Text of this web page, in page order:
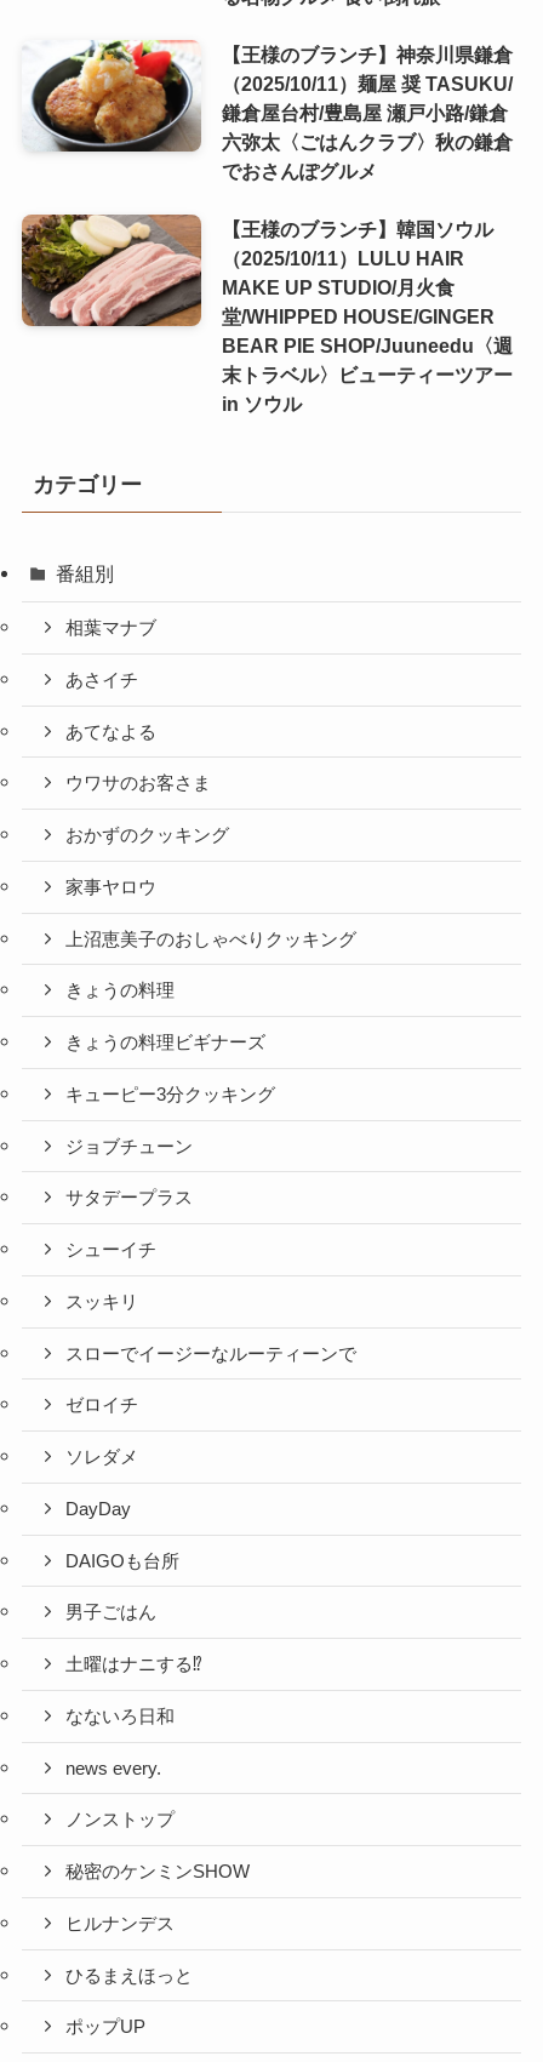
【王様のブランチ】神奈川県鎌倉
（2025/10/11）麺屋 奨 TASUKU/
鎌倉屋台村/豊島屋 瀬戸小路/鎌倉
六弥太〈ごはんクラブ〉秋の鎌倉
でおさんぽグルメ
【王様のブランチ】韓国ソウル
（2025/10/11）LULU HAIR
MAKE UP STUDIO/月火食
堂/WHIPPED HOUSE/GINGER
BEAR PIE SHOP/Juuneedu〈週
末トラベル〉ビューティーツアー
in ソウル
カテゴリー
番組別
相葉マナブ
あさイチ
あてなよる
ウワサのお客さま
おかずのクッキング
家事ヤロウ
上沼恵美子のおしゃべりクッキング
きょうの料理
きょうの料理ビギナーズ
キューピー3分クッキング
ジョブチューン
サタデープラス
シューイチ
スッキリ
スローでイージーなルーティーンで
ゼロイチ
ソレダメ
DayDay
DAIGOも台所
男子ごはん
土曜はナニする⁉
なないろ日和
news every.
ノンストップ
秘密のケンミンSHOW
ヒルナンデス
ひるまえほっと
ポップUP